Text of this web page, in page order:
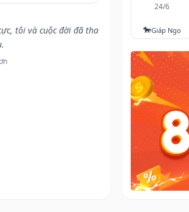
tôi và cuộc đời đã tha
24/6
🐎Giáp Ngọ